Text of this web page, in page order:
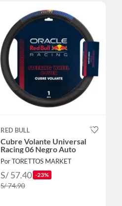
RED BULL
Cubre Volante Universal
Racing 06 Negro Auto
Por TORETTOS MARKET
S/ 57.40 -23%
S/ 74.90